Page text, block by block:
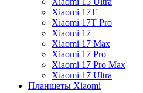
Xiaomi 17T
Xiaomi 17T Pro
Xiaomi 17
Xiaomi 17 Max
Xiaomi 17 Pro
Xiaomi 17 Pro Max
Xiaomi 17 Ultra
Планшеты Xiaomi